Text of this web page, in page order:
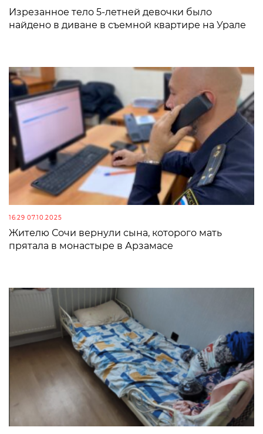
Изрезанное тело 5-летней девочки было
найдено в диване в съемной квартире на Урале
16:29 07.10.2025
Жителю Сочи вернули сына, которого мать
прятала в монастыре в Арзамасе